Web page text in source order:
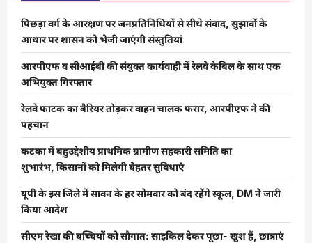
पिछड़ा वर्ग के आरक्षण पर जनप्रतिनिधियों से सीधे संवाद, सुझावों के
आधार पर शासन को भेजी जाएंगी संस्तुतियां
आरपीएफ व सीआईबी की संयुक्त कार्यवाही में रेलवे केबिल के साथ एक
अभियुक्त गिरफ्तार
रेलवे फाटक का बैरियर तोड़कर वाहन चालक फरार, आरपीएफ ने की
पहचान
कटका में बहुउद्देशीय प्राथमिक ग्रामीण सहकारी समिति का
शुभारंभ, किसानों को मिलेगी बेहतर सुविधाएं
यूपी के इस जिले में सावन के हर सोमवार को बंद रहेंगे स्कूल, DM ने जारी
किया आदेश
सीएम रेखा की बच्चियों को सौगात: साइकिल देकर पूछा- खुश हैं, छात्राएं